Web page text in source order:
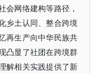
会网络建构等路径，
乡土认同、整合跨境
再生产向中华民族共
凸显了社团在跨境群
解相关实践提供了新